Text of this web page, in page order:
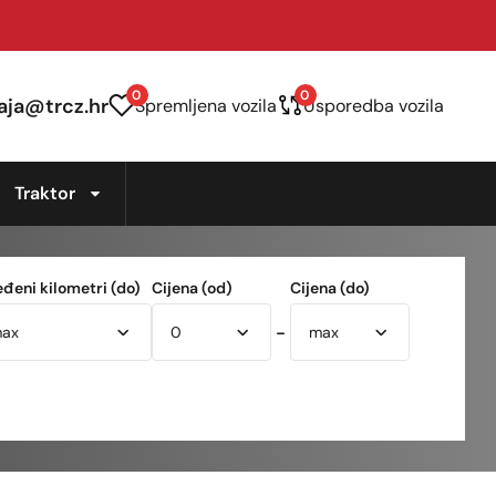
0Spremljena vozila 0Usporedba vozila
Traktor
kilometri (do) Cijena (od)
-
Cijena (do)